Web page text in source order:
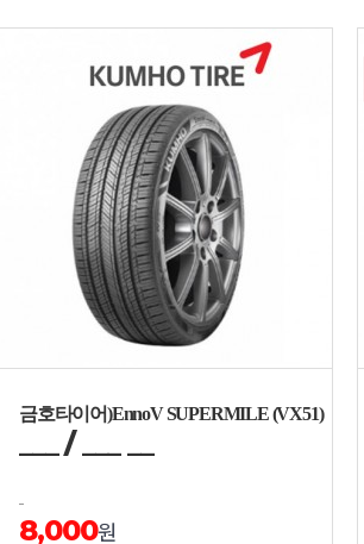
금호타이어)EnnoV SUPERMILE (VX51)
___/___ __
8,000원